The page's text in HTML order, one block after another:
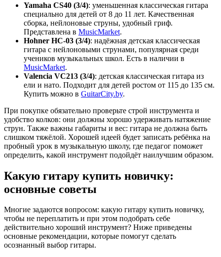
Yamaha CS40 (3/4): уменьшенная классическая гитара
специально для детей от 8 до 11 лет. Качественная
сборка, нейлоновые струны, удобный гриф.
Представлена в MusicMarket.
Hohner HC-03 (3/4): надёжная детская классическая
гитара с нейлоновыми струнами, популярная среди
учеников музыкальных школ. Есть в наличии в
MusicMarket.
Valencia VC213 (3/4): детская классическая гитара из
ели и нато. Подходит для детей ростом от 115 до 135 см.
Купить можно в GuitarCity.by.
При покупке обязательно проверьте строй инструмента и
удобство колков: они должны хорошо удерживать натяжение
струн. Также важны габариты и вес: гитара не должна быть
слишком тяжёлой. Хорошей идеей будет записать ребёнка на
пробный урок в музыкальную школу, где педагог поможет
определить, какой инструмент подойдёт наилучшим образом.
Какую гитару купить новичку:
основные советы
Многие задаются вопросом: какую гитару купить новичку,
чтобы не переплатить и при этом подобрать себе
действительно хороший инструмент? Ниже приведены
основные рекомендации, которые помогут сделать
осознанный выбор гитары.